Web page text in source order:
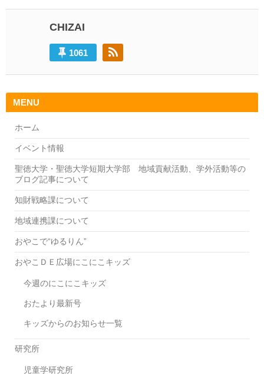
シ
CHIZAI
1061
MENU
ホーム
イベント情報
聖徳大学・聖徳大学短期大学部 地域貢献活動、学外活動等の
ブログ記事について
知財戦略課について
地域連携課について
おやこで“ゆるりん”
おやこＤＥ広場にこにこキッズ
今週のにこにこキッズ
おたより最新号
キッズからのお知らせ一覧
研究所
児童学研究所